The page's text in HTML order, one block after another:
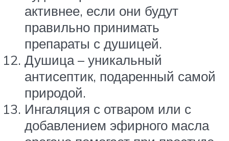
активнее, если они будут
правильно принимать
препараты с душицей.
Душица – уникальный
антисептик, подаренный самой
природой.
Ингаляция с отваром или с
добавлением эфирного масла